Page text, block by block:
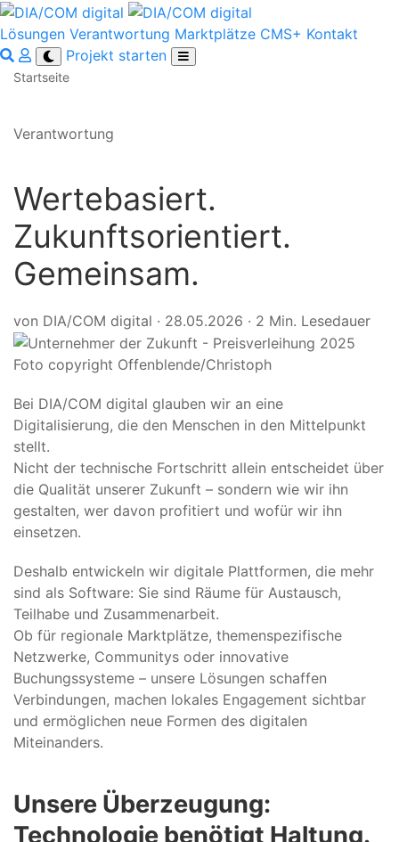
Lösungen Verantwortung Marktplätze CMS+ Kontakt
Projekt starten
Startseite
Verantwortung
Wertebasiert.
Zukunftsorientiert.
Gemeinsam.
von DIA/COM digital · 28.05.2026 · 2 Min. Lesedauer
Foto copyright Offenblende/Christoph
Bei DIA/COM digital glauben wir an eine
Digitalisierung, die den Menschen in den Mittelpunkt
stellt.
Nicht der technische Fortschritt allein entscheidet über
die Qualität unserer Zukunft – sondern wie wir ihn
gestalten, wer davon profitiert und wofür wir ihn
einsetzen.
Deshalb entwickeln wir digitale Plattformen, die mehr
sind als Software: Sie sind Räume für Austausch,
Teilhabe und Zusammenarbeit.
Ob für regionale Marktplätze, themenspezifische
Netzwerke, Communitys oder innovative
Buchungssysteme – unsere Lösungen schaffen
Verbindungen, machen lokales Engagement sichtbar
und ermöglichen neue Formen des digitalen
Miteinanders.
Unsere Überzeugung:
Technologie benötigt Haltung.